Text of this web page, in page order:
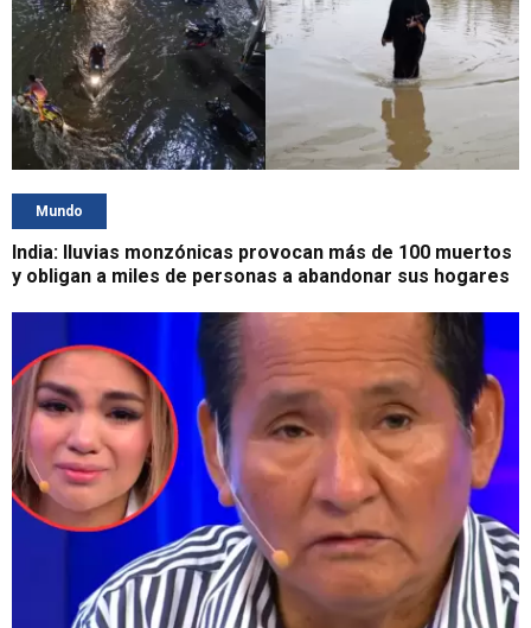
Mundo
India: lluvias monzónicas provocan más de 100 muertos
y obligan a miles de personas a abandonar sus hogares